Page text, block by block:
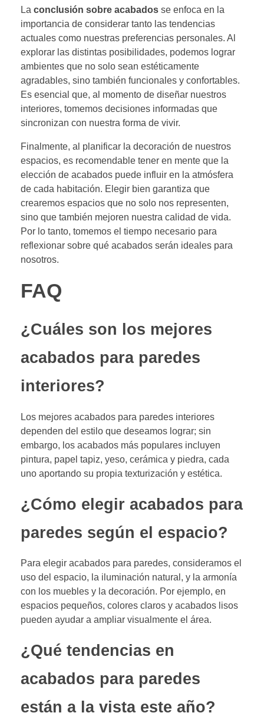
La conclusión sobre acabados se enfoca en la
importancia de considerar tanto las tendencias
actuales como nuestras preferencias personales. Al
explorar las distintas posibilidades, podemos lograr
ambientes que no solo sean estéticamente
agradables, sino también funcionales y confortables.
Es esencial que, al momento de diseñar nuestros
interiores, tomemos decisiones informadas que
sincronizan con nuestra forma de vivir.
Finalmente, al planificar la decoración de nuestros
espacios, es recomendable tener en mente que la
elección de acabados puede influir en la atmósfera
de cada habitación. Elegir bien garantiza que
crearemos espacios que no solo nos representen,
sino que también mejoren nuestra calidad de vida.
Por lo tanto, tomemos el tiempo necesario para
reflexionar sobre qué acabados serán ideales para
nosotros.
FAQ
¿Cuáles son los mejores
acabados para paredes
interiores?
Los mejores acabados para paredes interiores
dependen del estilo que deseamos lograr; sin
embargo, los acabados más populares incluyen
pintura, papel tapiz, yeso, cerámica y piedra, cada
uno aportando su propia texturización y estética.
¿Cómo elegir acabados para
paredes según el espacio?
Para elegir acabados para paredes, consideramos el
uso del espacio, la iluminación natural, y la armonía
con los muebles y la decoración. Por ejemplo, en
espacios pequeños, colores claros y acabados lisos
pueden ayudar a ampliar visualmente el área.
¿Qué tendencias en
acabados para paredes
están a la vista este año?